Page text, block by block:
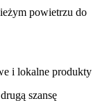
powietrzu do
i lokalne produkty
szansę